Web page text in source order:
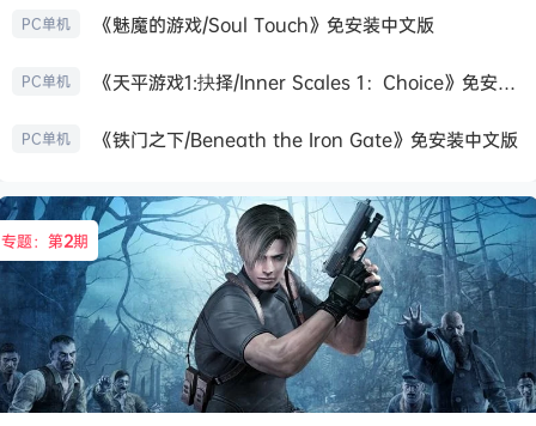
PC单机 《魅魔的游戏/Soul Touch》免安装中文版
PC单机 《天平游戏1:抉择/Inner Scales 1：Choice》免安装中文版
PC单机 《铁门之下/Beneath the Iron Gate》免安装中文版
专题：第2期